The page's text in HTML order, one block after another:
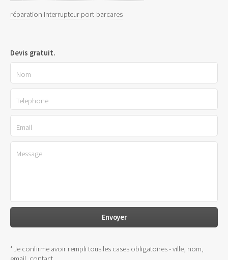
réparation interrupteur port-barcares
Devis gratuit.
*Je confirme avoir rempli tous les cases obligatoires - ville, nom,